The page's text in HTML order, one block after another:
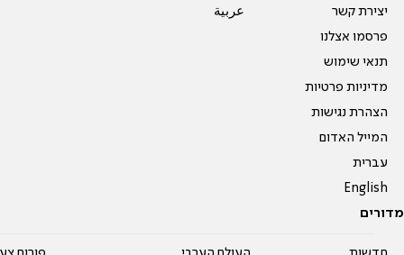
יצירת קשר
פרסמו אצלנו
תנאי שימוש
מדיניות פרטיות
הצהרת נגישות
המייל האדום
עברית
English
عربية
מדורים